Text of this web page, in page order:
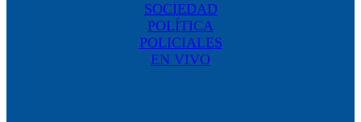
SOCIEDAD
POLÍTICA
POLICIALES
EN VIVO